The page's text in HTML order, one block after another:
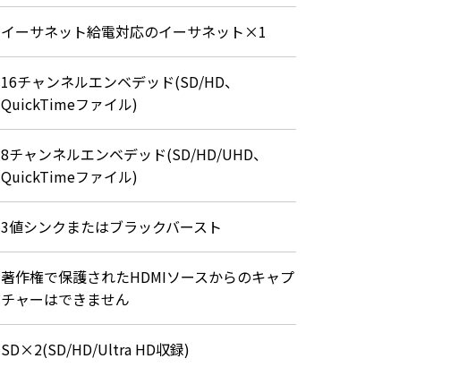
イーサネット給電対応のイーサネット×1
16チャンネルエンベデッド(SD/HD、
QuickTimeファイル)
8チャンネルエンベデッド(SD/HD/UHD、
QuickTimeファイル)
3値シンクまたはブラックバースト
著作権で保護されたHDMIソースからのキャプ
チャーはできません
SD×2(SD/HD/Ultra HD収録)